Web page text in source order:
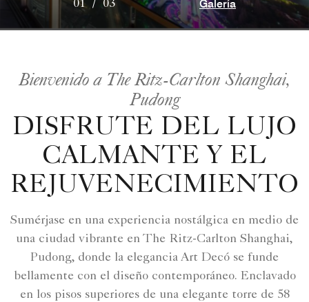
01/ 03 Galería
Bienvenido a The Ritz-Carlton Shanghai,
Pudong
DISFRUTE DEL LUJO
CALMANTE Y EL
REJUVENECIMIENTO
Sumérjase en una experiencia nostálgica en medio de
una ciudad vibrante en The Ritz-Carlton Shanghai,
Pudong, donde la elegancia Art Decó se funde
bellamente con el diseño contemporáneo. Enclavado
en los pisos superiores de una elegante torre de 58